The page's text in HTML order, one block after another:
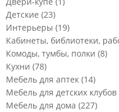
Детские (23)
Интерьеры (19)
Кабинеты, библиотеки,
Комоды, тумбы, полки (8)
Кухни (78)
Мебель для аптек (14)
Мебель для детских
Мебель для дома (227)